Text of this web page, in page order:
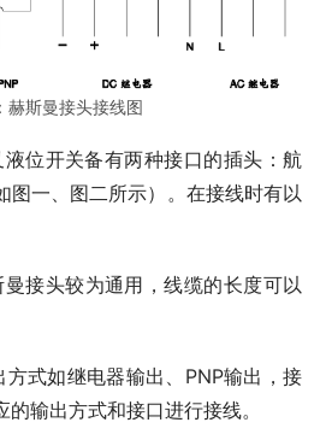
赫斯曼接头接线图
位开关备有两种接口的插头：航
图一、图二所示）。在接线时有以
接头较为通用，线缆的长度可以
式如继电器输出、PNP输出，接
输出方式和接口进行接线。